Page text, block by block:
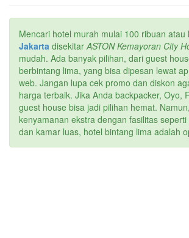
Mencari hotel murah mulai 100 ribuan atau
Jakarta disekitarASTON Kemayoran City
mudah. Ada banyak pilihan, dari guest
berbintang lima, yang bisa dipesan lewat
web. Jangan lupa cek promo dan diskon
harga terbaik. Jika Anda backpacker, Oyo,
guest house bisa jadi pilihan hemat.
kenyamanan ekstra dengan fasilitas
dan kamar luas, hotel bintang lima adalah